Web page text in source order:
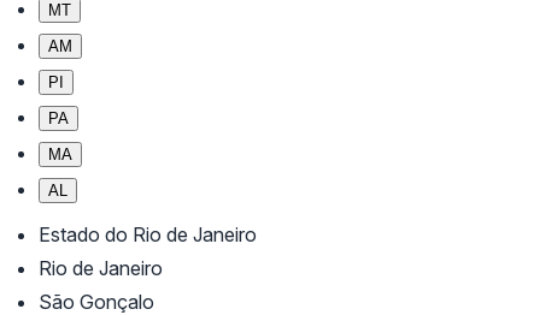
MT
AM
PI
PA
MA
AL
Estado do Rio de Janeiro
Rio de Janeiro
São Gonçalo